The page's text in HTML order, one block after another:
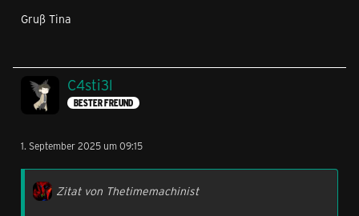
Gruß Tina
C4sti3l
BESTER FREUND
1. September 2025 um 09:15
Zitat von Thetimemachinist